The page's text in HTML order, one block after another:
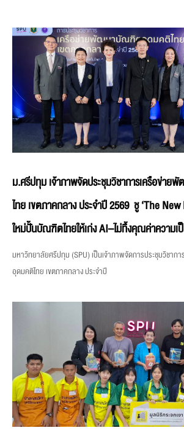
ม.ศรีปทุม เจ้าภาพจัดประชุมวิชาการเครือข่า
ไทย เขตภาคกลาง ประจำปี 2569 ชู ‘The New
ใหม่ปั้นบัณฑิตไทยให้เก่ง AI–ไม่ทิ้งคุณค่าความ
มหาวิทยาลัยศรีปทุม (SPU) เป็นเจ้าภาพจัดการประชุมวิชา
อุดมคติไทย เขตภาคกลาง ประจำปี